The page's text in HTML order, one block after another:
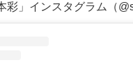
彩」インスタグラム（